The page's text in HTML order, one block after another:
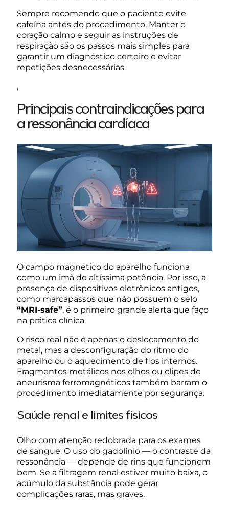
Sempre recomendo que o paciente evite
cafeína antes do procedimento. Manter o
coração calmo e seguir as instruções de
respiração são os passos mais simples para
garantir um diagnóstico certeiro e evitar
repetições desnecessárias.
,
Principais contraindicações para
a ressonância cardíaca
O campo magnético do aparelho funciona
como um imã de altíssima potência. Por isso, a
presença de dispositivos eletrônicos antigos,
como marcapassos que não possuem o selo
“MRI-safe”, é o primeiro grande alerta que faço
na prática clínica.
O risco real não é apenas o deslocamento do
metal, mas a desconfiguração do ritmo do
aparelho ou o aquecimento de fios internos.
Fragmentos metálicos nos olhos ou clipes de
aneurisma ferromagnéticos também barram o
procedimento imediatamente por segurança.
Saúde renal e limites físicos
Olho com atenção redobrada para os exames
de sangue. O uso do gadolínio — o contraste da
ressonância — depende de rins que funcionem
bem. Se a filtragem renal estiver muito baixa, o
acúmulo da substância pode gerar
complicações raras, mas graves.